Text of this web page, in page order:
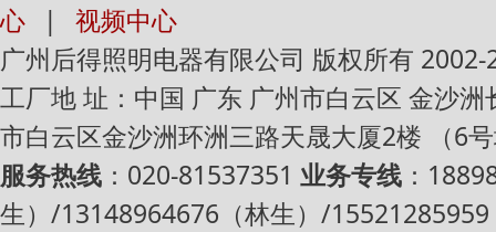
心
|
视频中心
广州后得照明电器有限公司 版权所有
工厂地 址：中国 广东 广州市白云区 金沙
市白云区金沙洲环洲三路天晟大厦2楼 （6
服务热线 ：020-81537351 业务专线 ：
生）/13148964676（林生）/